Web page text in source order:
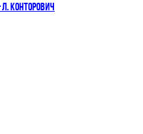
КОНТОРОВИЧ